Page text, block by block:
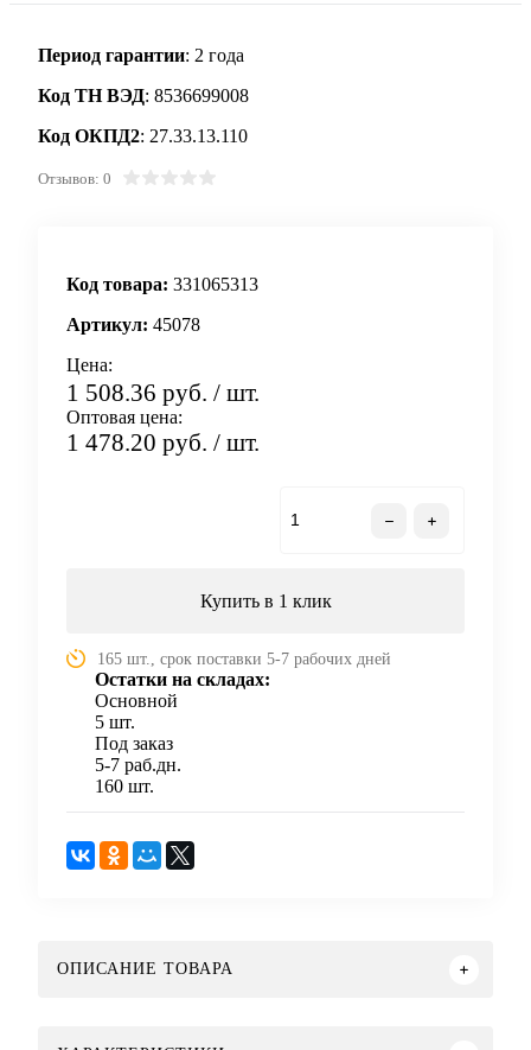
Период гарантии: 2 года
Код ТН ВЭД: 8536699008
Код ОКПД2: 27.33.13.110
Отзывов: 0
Код товара: 331065313
Артикул: 45078
Цена:
1 508.36 руб. / шт.
Оптовая цена:
1 478.20 руб. / шт.
Купить в 1 клик
165 шт., срок поставки 5-7 рабочих дней
Остатки на складах:
Основной
5 шт.
Под заказ
5-7 раб.дн.
160 шт.
ОПИСАНИЕ ТОВАРА